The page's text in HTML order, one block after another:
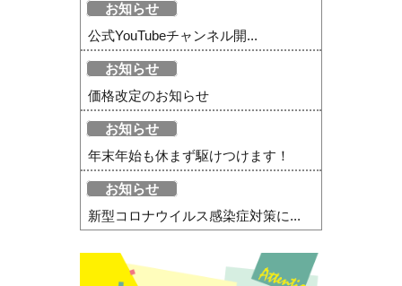
お知らせ
公式YouTubeチャンネル開...
お知らせ
価格改定のお知らせ
お知らせ
年末年始も休まず駆けつけます！
お知らせ
新型コロナウイルス感染症対策に...